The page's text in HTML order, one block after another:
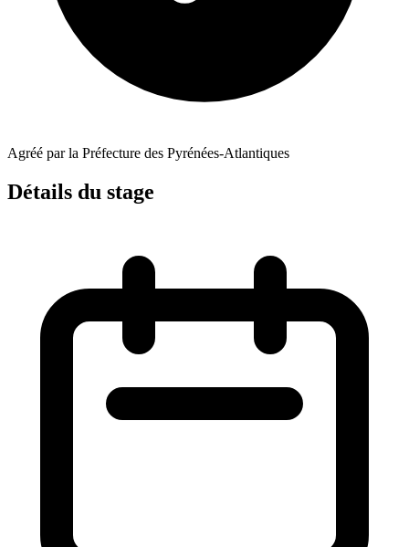
Agréé par la Préfecture des Pyrénées-Atlantiques
Détails du stage